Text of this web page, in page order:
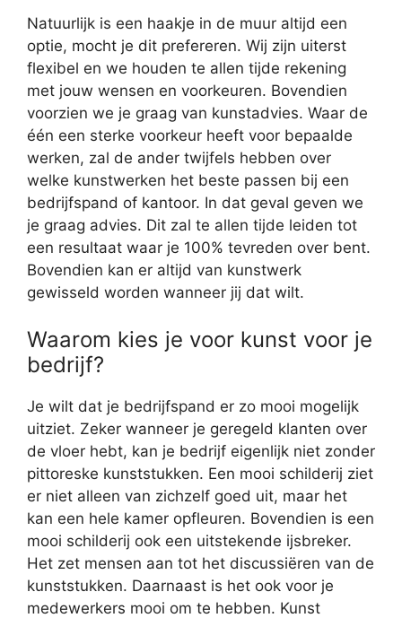
Natuurlijk is een haakje in de muur altijd een
optie, mocht je dit prefereren. Wij zijn uiterst
flexibel en we houden te allen tijde rekening
met jouw wensen en voorkeuren. Bovendien
voorzien we je graag van kunstadvies. Waar de
één een sterke voorkeur heeft voor bepaalde
werken, zal de ander twijfels hebben over
welke kunstwerken het beste passen bij een
bedrijfspand of kantoor. In dat geval geven we
je graag advies. Dit zal te allen tijde leiden tot
een resultaat waar je 100% tevreden over bent.
Bovendien kan er altijd van kunstwerk
gewisseld worden wanneer jij dat wilt.
Waarom kies je voor kunst voor je
bedrijf?
Je wilt dat je bedrijfspand er zo mooi mogelijk
uitziet. Zeker wanneer je geregeld klanten over
de vloer hebt, kan je bedrijf eigenlijk niet zonder
pittoreske kunststukken. Een mooi schilderij ziet
er niet alleen van zichzelf goed uit, maar het
kan een hele kamer opfleuren. Bovendien is een
mooi schilderij ook een uitstekende ijsbreker.
Het zet mensen aan tot het discussiëren van de
kunststukken. Daarnaast is het ook voor je
medewerkers mooi om te hebben. Kunst